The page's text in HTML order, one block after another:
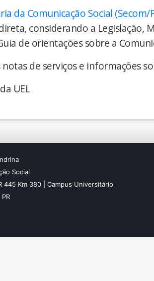
da Comunicação Social (Secom/
considerando a Legislação,
de orientações sobre a
de serviços e informações
UEL
Social
445 Km 380 | Campus Universitário